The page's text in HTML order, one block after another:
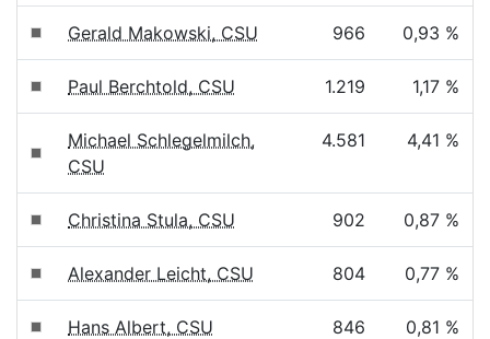
Gerald Makowski, CSU 966 0,93 %
Paul Berchtold, CSU 1.219 1,17 %
Michael Schlegelmilch,
CSU
4.581 4,41 %
Christina Stula, CSU 902 0,87 %
Alexander Leicht, CSU 804 0,77 %
Hans Albert, CSU 846 0,81 %